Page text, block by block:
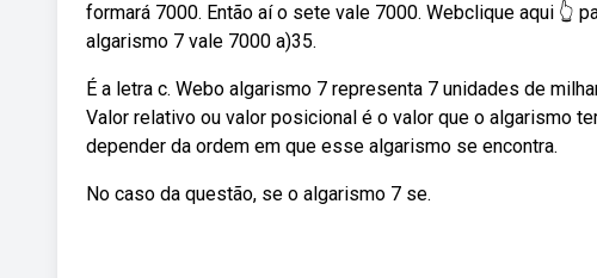
formará 7000. Então aí o sete vale 7000. Webclique aqui 👆
algarismo 7 vale 7000 a)35.
É a letra c. Webo algarismo 7 representa 7 unidades de
Valor relativo ou valor posicional é o valor que o algarismo
depender da ordem em que esse algarismo se encontra.
No caso da questão, se o algarismo 7 se.